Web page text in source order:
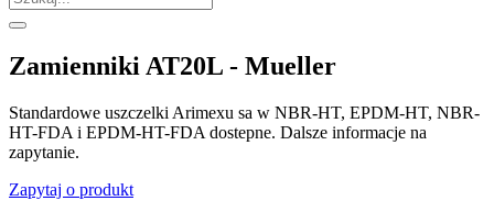
Zamienniki AT20L - Mueller
Standardowe uszczelki Arimexu sa w NBR-HT, EPDM-HT, NBR-
HT-FDA i EPDM-HT-FDA dostepne. Dalsze informacje na
zapytanie.
Zapytaj o produkt